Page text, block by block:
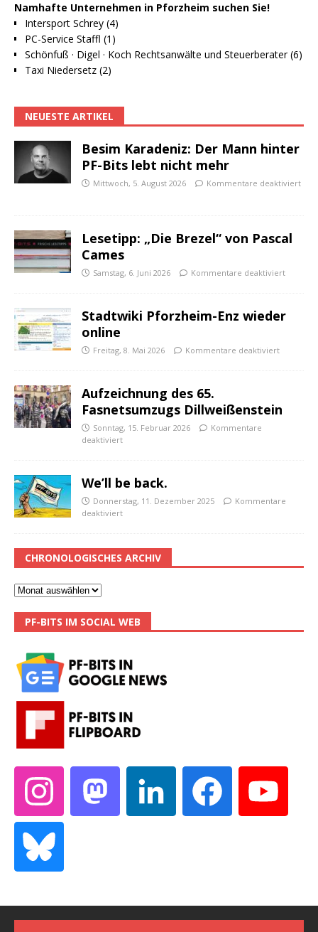
Namhafte Unternehmen in Pforzheim suchen Sie!
Intersport Schrey (4)
PC-Service Staffl (1)
Schönfuß · Digel · Koch Rechtsanwälte und Steuerberater (6)
Taxi Niedersetz (2)
NEUESTE ARTIKEL
Besim Karadeniz: Der Mann hinter
PF-Bits lebt nicht mehr
Mittwoch, 5. August 2026 Kommentare deaktiviert
Lesetipp: „Die Brezel“ von Pascal
Cames
Samstag, 6. Juni 2026 Kommentare deaktiviert
Stadtwiki Pforzheim-Enz wieder
online
Freitag, 8. Mai 2026 Kommentare deaktiviert
Aufzeichnung des 65.
Fasnetsumzugs Dillweißenstein
Sonntag, 15. Februar 2026
Kommentare
deaktiviert
We’ll be back.
Donnerstag, 11. Dezember 2025
Kommentare
deaktiviert
CHRONOLOGISCHES ARCHIV
PF-BITS IM SOCIAL WEB